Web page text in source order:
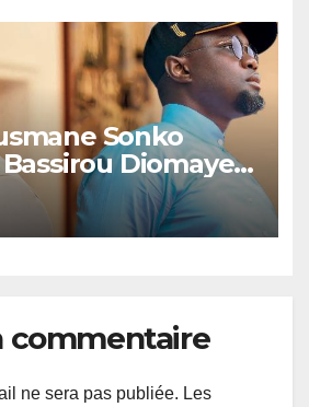
Sonko
Diomaye
date des élections
commentaire
ne sera pas publiée. Les